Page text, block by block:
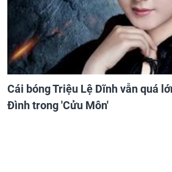
Cái bóng Triệu Lệ Dĩnh vẫn quá
Đình trong 'Cửu Môn'